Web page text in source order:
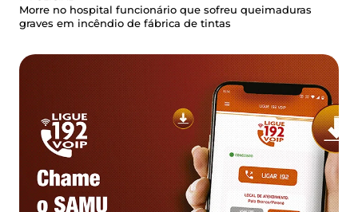
Morre no hospital funcionário que sofreu queimaduras
graves em incêndio de fábrica de tintas